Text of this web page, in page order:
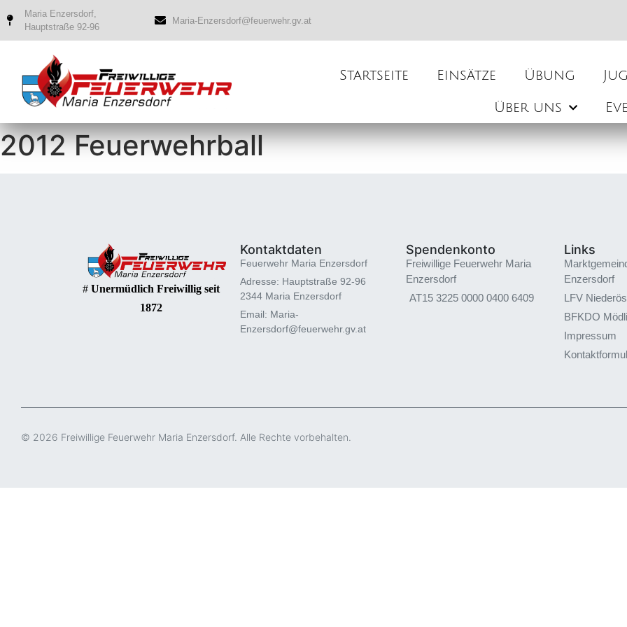
Maria Enzersdorf,
Hauptstraße 92-96
Maria-Enzersdorf@feuerwehr.gv.at
Startseite Einsätze Übung
Über uns
2012 Feuerwehrball
# Unermüdlich Freiwillig seit
1872
Kontaktdaten
Feuerwehr Maria Enzersdorf
Adresse: Hauptstraße 92-96
2344 Maria Enzersdorf
Email: Maria-
Enzersdorf@feuerwehr.gv.at
Spendenkonto
Freiwillige Feuerwehr Maria
Enzersdorf
AT15 3225 0000 0400 6409
Links
Enzersdorf
LFV
BFKDO
Impressum
© 2026 Freiwillige Feuerwehr Maria Enzersdorf. Alle Rechte vorbehalten.